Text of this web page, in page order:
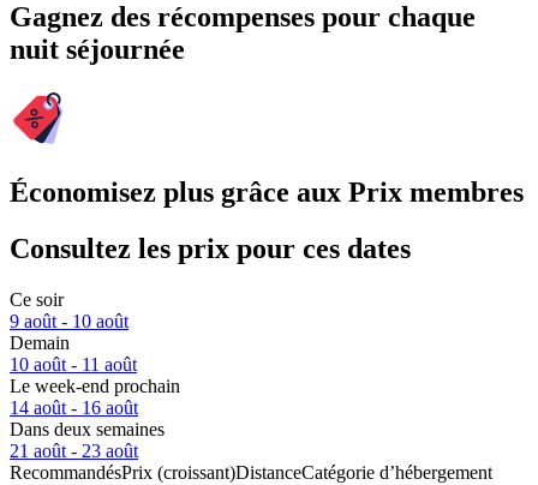
Gagnez des récompenses pour chaque
nuit séjournée
Économisez plus grâce aux Prix membres
Consultez les prix pour ces dates
Ce soir
9 août - 10 août
Demain
10 août - 11 août
Le week-end prochain
14 août - 16 août
Dans deux semaines
21 août - 23 août
RecommandésPrix (croissant)DistanceCatégorie d’hébergement